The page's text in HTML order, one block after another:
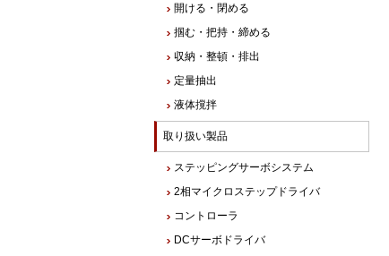
開ける・閉める
掴む・把持・締める
収納・整頓・排出
定量抽出
液体撹拌
取り扱い製品
ステッピングサーボシステム
2相マイクロステップドライバ
コントローラ
DCサーボドライバ